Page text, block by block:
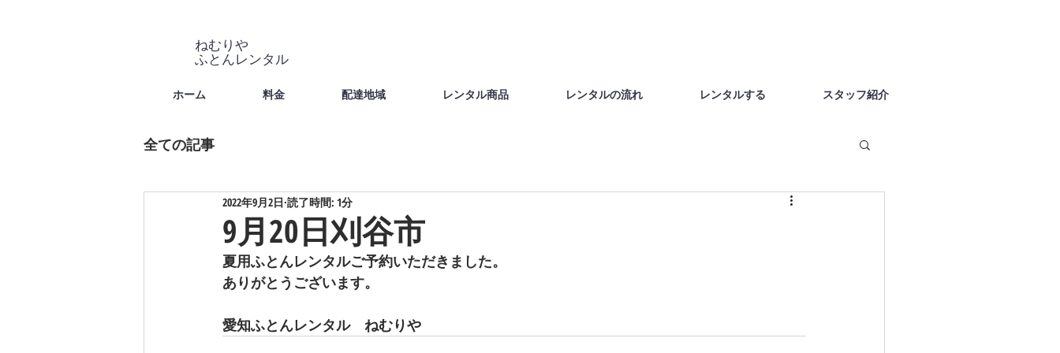
ホーム 料金 配達地域 レンタル商品 レンタルの流れ レンタルする スタッフ紹介
ねむりや
​ふとんレンタル
全ての記事
9月20日刈谷市
2022年9月2日 読了時間: 1分
夏用ふとんレンタルご予約いただきました。
ありがとうございます。
愛知ふとんレンタル　ねむりや